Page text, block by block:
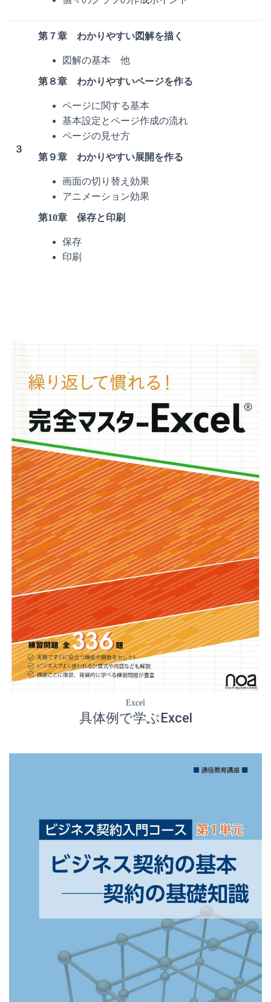
３
第７章 わかりやすい図解を描く
図解の基本 他
第８章 わかりやすいページを作る
ページに関する基本
基本設定とページ作成の流れ
ページの見せ方
第９章 わかりやすい展開を作る
画面の切り替え効果
アニメーション効果
第10章 保存と印刷
保存
印刷
Excel
具体例で学ぶExcel